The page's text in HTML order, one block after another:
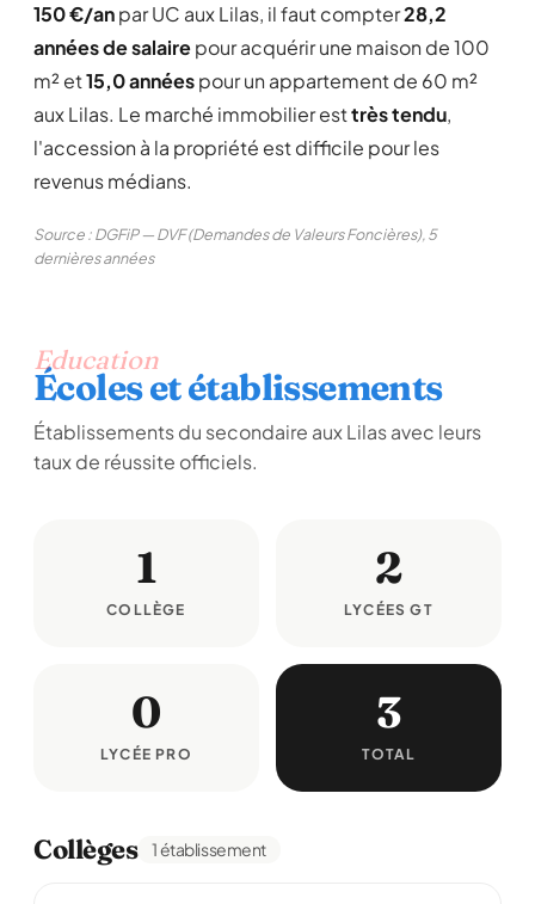
150 €/anpar UC aux Lilas, il faut compter28,2
années de salairepour acquérir une maison de 100
m² et15,0 annéespour un appartement de 60 m²
aux Lilas. Le marché immobilier esttrès tendu,
l'accession à la propriété est difficile pour les
revenus médians.
Source : DGFiP — DVF (Demandes de Valeurs Foncières), 5
dernières années
Education
Écoles et établissements
Établissements du secondaire aux Lilas avec leurs
taux de réussite officiels.
1
COLLÈGE
2
LYCÉES GT
0
LYCÉE PRO
3
TOTAL
Collèges 1 établissement